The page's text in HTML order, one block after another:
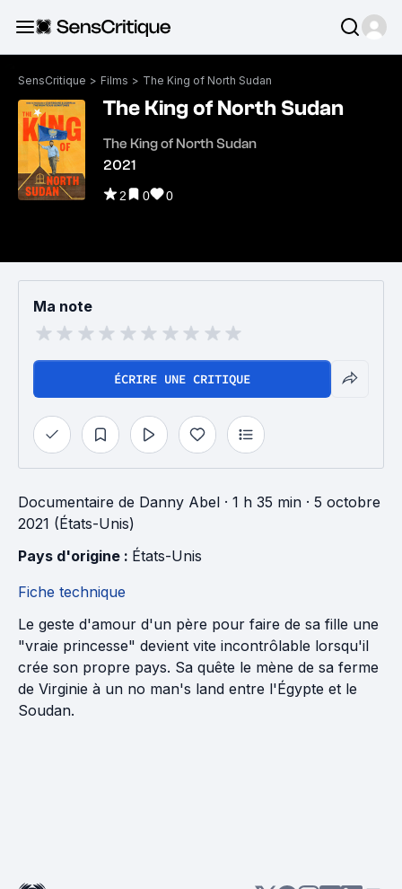
SensCritique > Films > The King of North Sudan
The King of North Sudan
The King of North Sudan
2021
2 0 0
Ma note
ÉCRIRE UNE CRITIQUE
Documentaire de Danny Abel · 1 h 35 min · 5 octobre
2021 (États-Unis)
Pays d'origine : États-Unis
Fiche technique
Le geste d'amour d'un père pour faire de sa fille une
"vraie princesse" devient vite incontrôlable lorsqu'il
crée son propre pays. Sa quête le mène de sa ferme
de Virginie à un no man's land entre l'Égypte et le
Soudan.